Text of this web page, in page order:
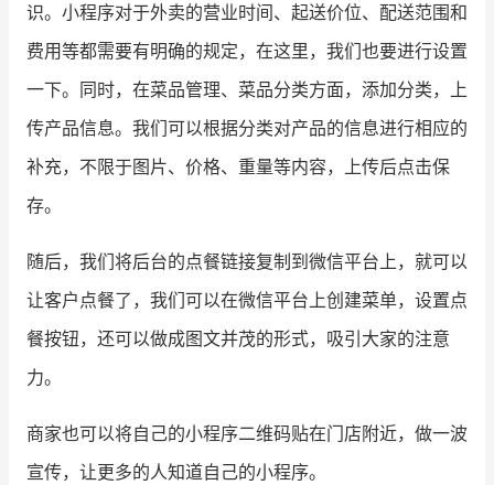
商家社区 社群交流
入驻有赞 认证代理商
认证服务商 设计服务商
识。小程序对于外卖的营业时间、起送价位、配送范围和
费用等都需要有明确的规定，在这里，我们也要进行设置
一下。同时，在菜品管理、菜品分类方面，添加分类，上
传产品信息。我们可以根据分类对产品的信息进行相应的
补充，不限于图片、价格、重量等内容，上传后点击保
存。
随后，我们将后台的点餐链接复制到微信平台上，就可以
让客户点餐了，我们可以在微信平台上创建菜单，设置点
餐按钮，还可以做成图文并茂的形式，吸引大家的注意
力。
商家也可以将自己的小程序二维码贴在门店附近，做一波
宣传，让更多的人知道自己的小程序。